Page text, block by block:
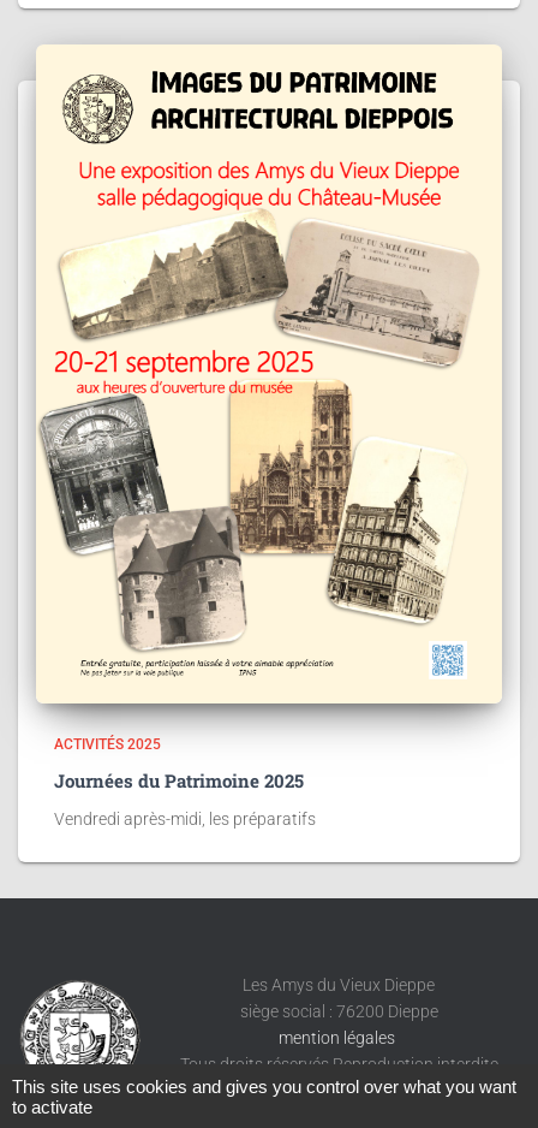
ACTIVITÉS 2025
Journées du Patrimoine 2025
Vendredi après-midi, les préparatifs
Les Amys du Vieux Dieppe
siège social : 76200 Dieppe
mention légales
Tous droits réservés Reproduction interdite
This site uses cookies and gives you control over what you want
to activate